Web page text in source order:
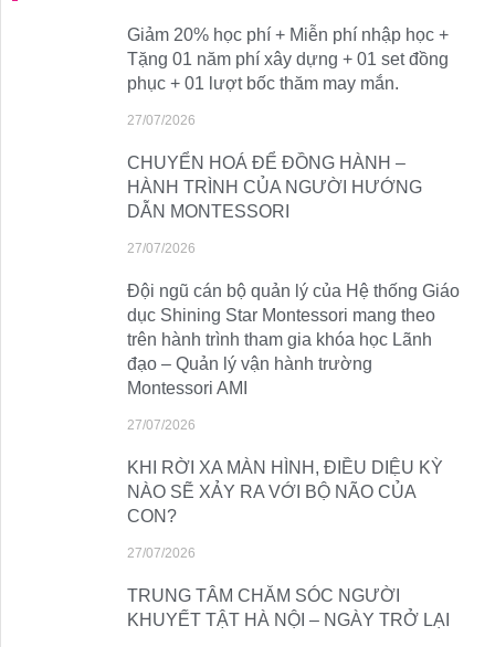
Giảm 20% học phí + Miễn phí nhập học +
Tặng 01 năm phí xây dựng + 01 set đồng
phục + 01 lượt bốc thăm may mắn.
27/07/2026
CHUYỂN HOÁ ĐỂ ĐỒNG HÀNH –
HÀNH TRÌNH CỦA NGƯỜI HƯỚNG
DẪN MONTESSORI
27/07/2026
Đội ngũ cán bộ quản lý của Hệ thống Giáo
dục Shining Star Montessori mang theo
trên hành trình tham gia khóa học Lãnh
đạo – Quản lý vận hành trường
Montessori AMI
27/07/2026
KHI RỜI XA MÀN HÌNH, ĐIỀU DIỆU KỲ
NÀO SẼ XẢY RA VỚI BỘ NÃO CỦA
CON?
27/07/2026
TRUNG TÂM CHĂM SÓC NGƯỜI
KHUYẾT TẬT HÀ NỘI – NGÀY TRỞ LẠI